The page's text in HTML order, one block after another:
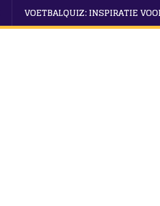
VOETBALQUIZ: INSPIRATIE